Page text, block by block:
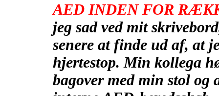
AED INDEN FOR
jeg sad ved mit
senere at finde ud af, at
hjertestop. Min kollega
bagover med min stol og